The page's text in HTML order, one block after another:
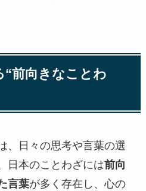
“前向きなことわ
、日々の思考や言葉の選
日本のことわざには前向
言葉が多く存在し、心の